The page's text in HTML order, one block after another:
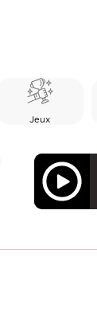
Jeux